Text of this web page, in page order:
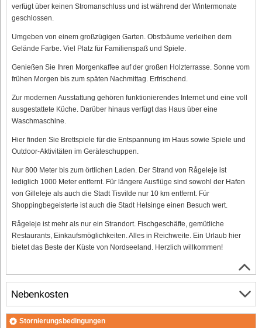
verfügt über keinen Stromanschluss und ist während der Wintermonate
geschlossen.
Umgeben von einem großzügigen Garten. Obstbäume verleihen dem
Gelände Farbe. Viel Platz für Familienspaß und Spiele.
Genießen Sie Ihren Morgenkaffee auf der großen Holzterrasse. Sonne vom
frühen Morgen bis zum späten Nachmittag. Erfrischend.
Zur modernen Ausstattung gehören funktionierendes Internet und eine voll
ausgestattete Küche. Darüber hinaus verfügt das Haus über eine
Waschmaschine.
Hier finden Sie Brettspiele für die Entspannung im Haus sowie Spiele und
Outdoor-Aktivitäten im Geräteschuppen.
Nur 800 Meter bis zum örtlichen Laden. Der Strand von Rågeleje ist
lediglich 1000 Meter entfernt. Für längere Ausflüge sind sowohl der Hafen
von Gilleleje als auch die Stadt Tisvilde nur 10 km entfernt. Für
Shoppingbegeisterte ist auch die Stadt Helsinge einen Besuch wert.
Rågeleje ist mehr als nur ein Strandort. Fischgeschäfte, gemütliche
Restaurants, Einkaufsmöglichkeiten. Alles in Reichweite. Ein Urlaub hier
bietet das Beste der Küste von Nordseeland. Herzlich willkommen!
Nebenkosten
Stornierungsbedingungen